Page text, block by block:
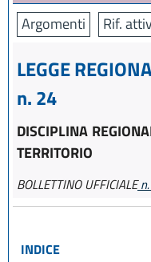
Argomenti Rif.
LEGGE
n. 24
DISCIPLINA
TERRITORIO
BOLLETTINO UFFICIALEn.
INDICE